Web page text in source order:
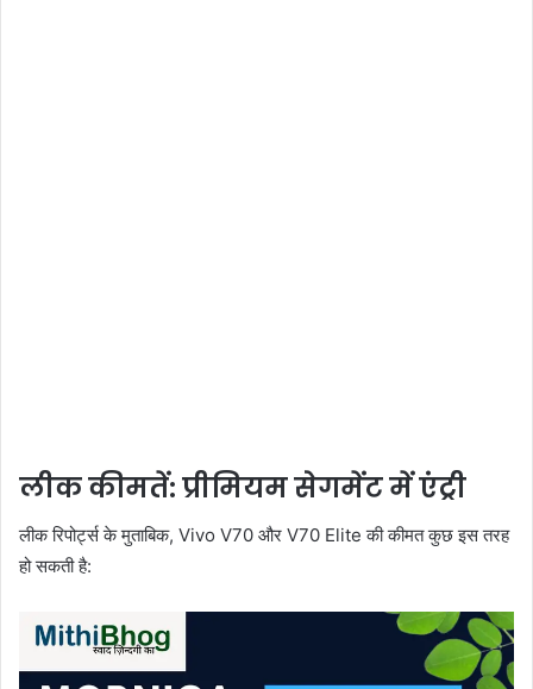
लीक कीमतें: प्रीमियम सेगमेंट में एंट्री
लीक रिपोर्ट्स के मुताबिक, Vivo V70 और V70 Elite की कीमत कुछ इस तरह
हो सकती है: